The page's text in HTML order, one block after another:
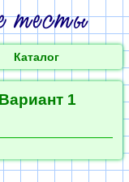
Каталог
1